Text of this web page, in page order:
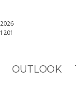
2026
1201
OUTLOOK